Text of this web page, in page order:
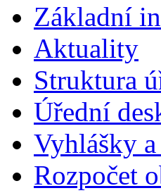
Základní
Aktuality
Struktura
Úřední
Vyhlášky
Rozpočet